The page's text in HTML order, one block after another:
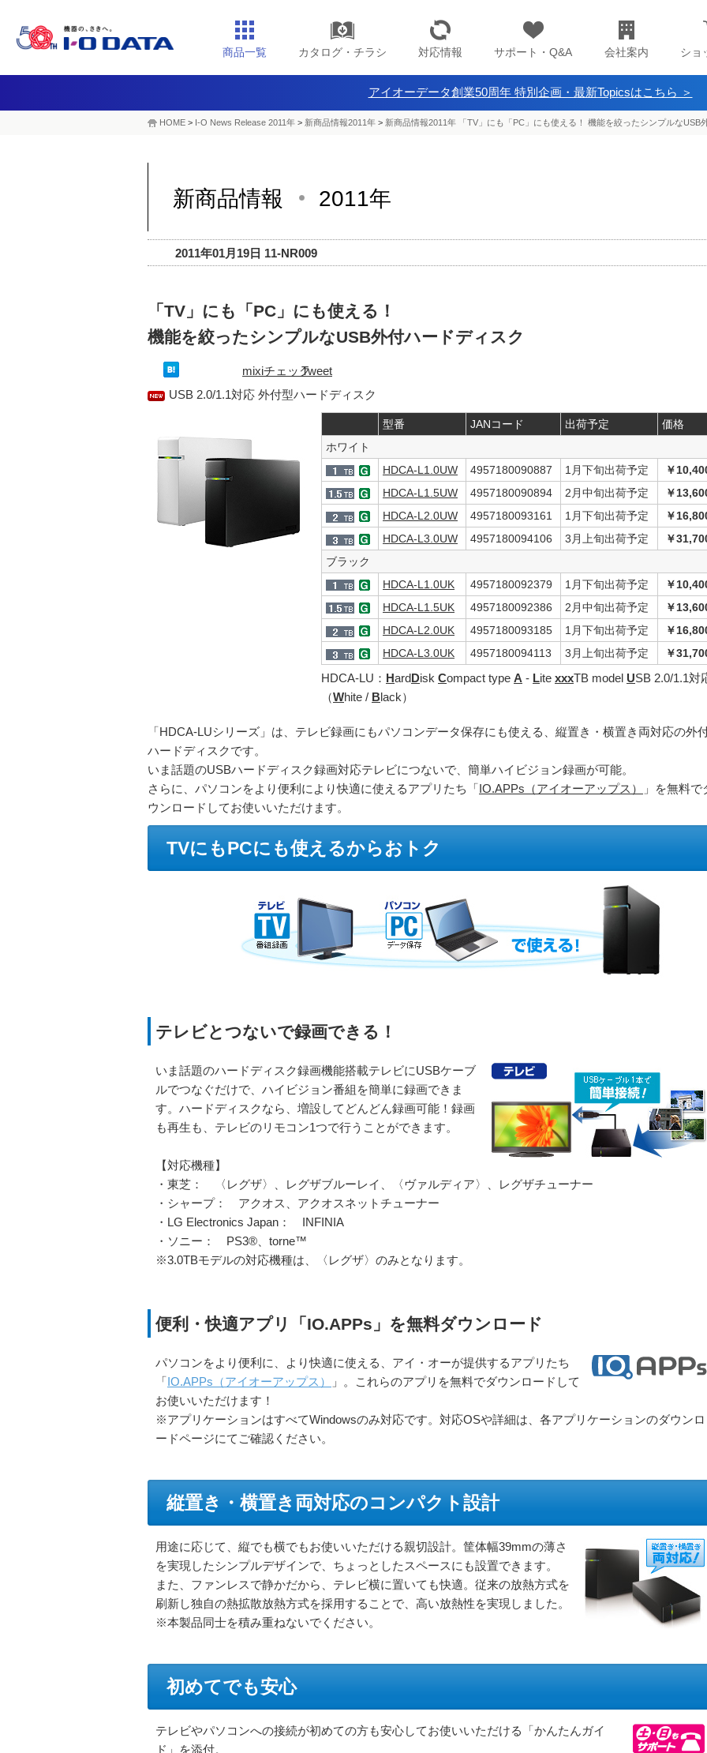
商品一覧 カタログ・チラシ 対応情報 サポート・Q&A 会社案内 ショ
アイオーデータ創業50周年 特別企画・最新Topicsはこちら ＞
HOME > I-O News Release 2011年 > 新商品情報2011年 > 新商品情報2011年 「TV」にも「PC」にも使える！ 機能を絞ったシンプルなUSB
新商品情報 2011年
2011年01月19日 11-NR009
「TV」にも「PC」にも使える！
機能を絞ったシンプルなUSB外付ハードディスク
mixiチェックTweet
USB 2.0/1.1対応 外付型ハードディスク
型番 JANコード 出荷予定
価格
ホワイト
HDCA-L1.0UW
4957180090887 1月下旬出荷予定
￥
HDCA-L1.5UW
4957180090894 2月中旬出荷予定
￥
HDCA-L2.0UW
4957180093161 1月下旬出荷予定
￥
HDCA-L3.0UW
4957180094106 3月上旬出荷予定
￥
ブラック
HDCA-L1.0UK
4957180092379 1月下旬出荷予定
￥
HDCA-L1.5UK
4957180092386 2月中旬出荷予定
￥
HDCA-L2.0UK
4957180093185 1月下旬出荷予定
￥
HDCA-L3.0UK
4957180094113 3月上旬出荷予定 ￥
HDCA-LU： HardDisk Compact type A - Lite xxxTB model USB 2.0/1.1対
（White / Black）
「HDCA-LUシリーズ」は、テレビ録画にもパソコンデータ保存にも使える、縦置き・横置き両対応の外
ハードディスクです。
いま話題のUSBハードディスク録画対応テレビにつないで、簡単ハイビジョン録画が可能。
さらに、パソコンをより便利により快適に使えるアプリたち「IO.APPs（アイオーアップス）
」を無料で
ウンロードしてお使いいただけます。
TVにもPCにも使えるからおトク
テレビとつないで録画できる！
いま話題のハードディスク録画機能搭載テレビにUSBケーブ
ルでつなぐだけで、ハイビジョン番組を簡単に録画できま
す。ハードディスクなら、増設してどんどん録画可能！録画
も再生も、テレビのリモコン1つで行うことができます。
【対応機種】
・東芝： 〈レグザ〉、レグザブルーレイ、〈ヴァルディア〉、レグザチューナー
・シャープ： アクオス、アクオスネットチューナー
・LG Electronics Japan： INFINIA
・ソニー： PS3®、torne™
※3.0TBモデルの対応機種は、〈レグザ〉のみとなります。
便利・快適アプリ「IO.APPs」を無料ダウンロード
パソコンをより便利に、より快適に使える、アイ・オーが提供するアプリたち
「IO.APPs（アイオーアップス）
」。これらのアプリを無料でダウンロードして
お使いいただけます！
※アプリケーションはすべてWindowsのみ対応です。対応OSや詳細は、各アプリケーションのダウンロ
ードページにてご確認ください。
縦置き・横置き両対応のコンパクト設計
用途に応じて、縦でも横でもお使いいただける親切設計。筐体幅39mmの薄さ
を実現したシンプルデザインで、ちょっとしたスペースにも設置できます。
また、ファンレスで静かだから、テレビ横に置いても快適。従来の放熱方式を
刷新し独自の熱拡散放熱方式を採用することで、高い放熱性を実現しました。
※本製品同士を積み重ねないでください。
初めてでも安心
テレビやパソコンへの接続が初めての方も安心してお使いいただける「かんたんガイ
ド」を添付。